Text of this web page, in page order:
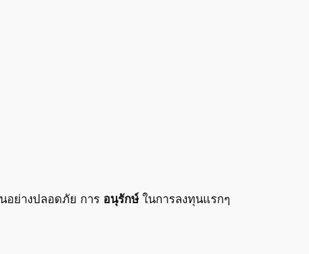
อย่างปลอดภัย การ อนุรักษ์ ในการลงทุนแรกๆ